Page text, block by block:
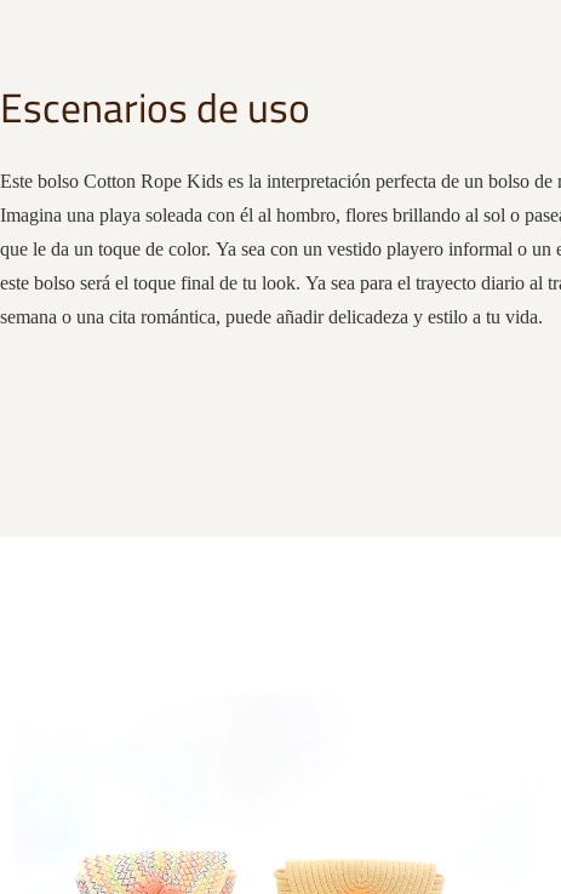
Escenarios de uso
Este bolso Cotton Rope Kids es la interpretación perfecta de un bolso de
Imagina una playa soleada con él al hombro, flores brillando al sol o
que le da un toque de color. Ya sea con un vestido playero informal o un
este bolso será el toque final de tu look. Ya sea para el trayecto diario al
semana o una cita romántica, puede añadir delicadeza y estilo a tu vida.